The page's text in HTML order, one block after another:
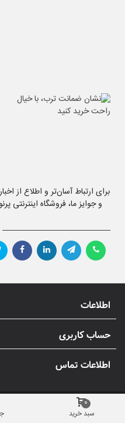
برای ارتباط آسان‌تر و اطلاع از
و جوایز ما، فروشگاه اینترنتی
اطلاعات
حساب کاربری
اطلاعات تماس
سبد خرید
0